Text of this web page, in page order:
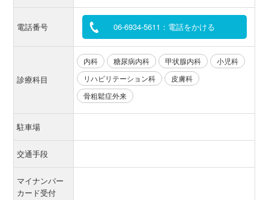
電話番号 06-6934-5611：電話をかける
診療科目
内科 糖尿病内科 甲状腺内科
小児科
リハビリテーション科
皮膚科
骨粗鬆症外来
駐車場
交通手段
マイナンバー
カード受付